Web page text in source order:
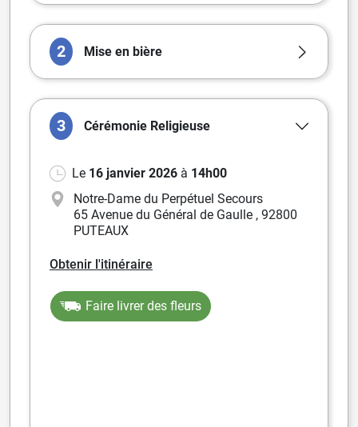
2 Mise en bière
3 Cérémonie Religieuse
Le 16 janvier 2026 à 14h00
Notre-Dame du Perpétuel Secours
65 Avenue du Général de Gaulle , 92800
PUTEAUX
Obtenir l'itinéraire
Faire livrer des fleurs